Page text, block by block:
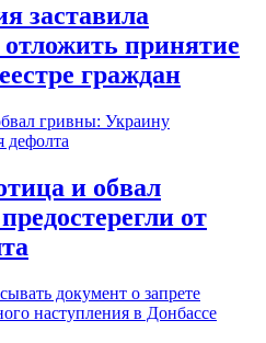
заставила
принятие
граждан
и обвал
от